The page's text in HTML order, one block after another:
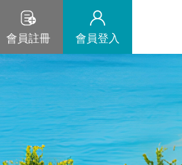
會員註冊
會員登入